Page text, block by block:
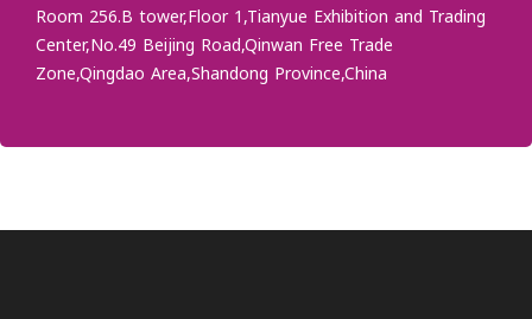
Room 256.B tower,Floor 1,Tianyue Exhibition and Trading
Center,No.49 Beijing Road,Qinwan Free Trade
Zone,Qingdao Area,Shandong Province,China